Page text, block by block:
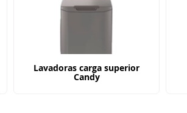
Lavadoras carga superior
Candy